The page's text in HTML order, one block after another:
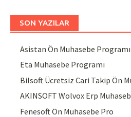
SON YAZILAR
Asistan Ön Muhasebe Programı
Eta Muhasebe Programı
Bilsoft Ücretsiz Cari Takip Ön
AKINSOFT Wolvox Erp
Fenesoft Ön Muhasebe Pro